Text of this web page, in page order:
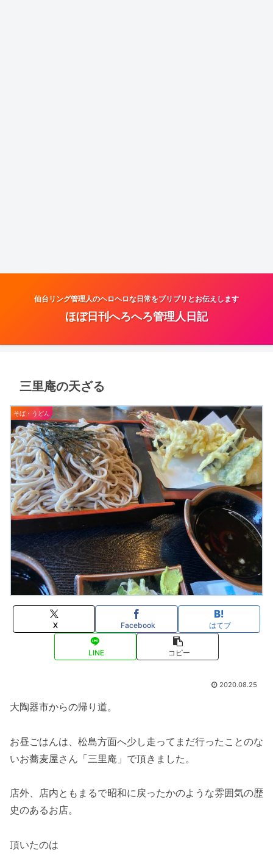
仙台リング管理人のヘロヘロな日常をブリブリとお伝えします
ほぼ日刊へろへろ管理人日記
三里庵の天ざる
そば・うどん
X Facebook はてブ
LINE コピー
2020.08.25
大陶器市からの帰り道。
お昼ごはんは、松島方面へ少し走ってまだ行ったことのな
いお蕎麦屋さん「三里庵」で頂きました。
店外、店内ともまるで昭和に戻ったかのような雰囲気の歴
史のあるお店。
頂いたのは